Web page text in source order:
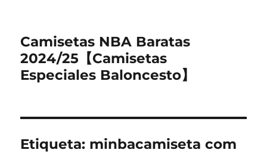
Camisetas NBA Baratas
2024/25【Camisetas
Especiales Baloncesto】
Etiqueta: minbacamiseta com